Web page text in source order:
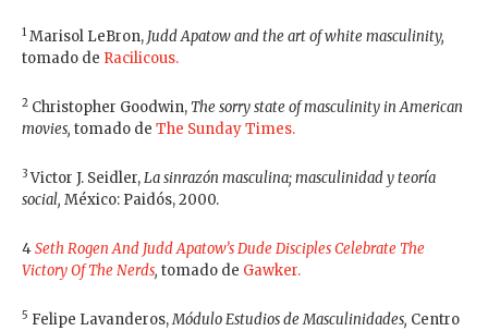
1 Marisol LeBron, Judd Apatow and the art of white masculinity,
tomado de Racilicous.
2 Christopher Goodwin,The sorry state of masculinity in American
movies, tomado de The Sunday Times.
3Victor J. Seidler,La sinrazón masculina; masculinidad y teoría
social, México: Paidós, 2000.
4Seth Rogen And Judd Apatow’s Dude Disciples Celebrate The
Victory Of The Nerds, tomado de Gawker.
5 Felipe Lavanderos,Módulo Estudios de Masculinidades, Centro